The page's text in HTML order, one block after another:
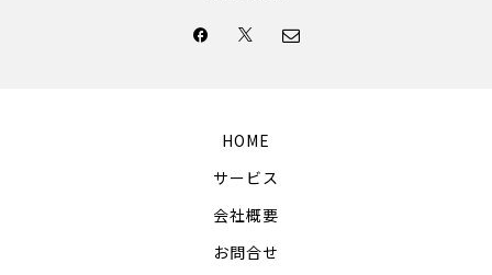
HOME
サービス
会社概要
お問合せ